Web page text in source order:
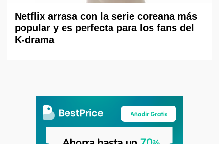
Netflix arrasa con la serie coreana más
popular y es perfecta para los fans del
K-drama